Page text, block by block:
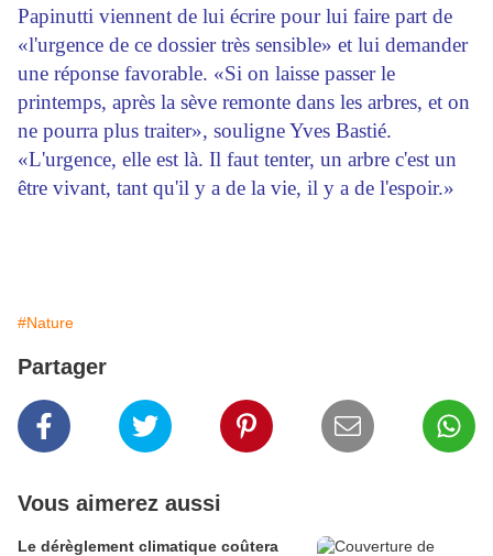
Papinutti viennent de lui écrire pour lui faire part de
«l'urgence de ce dossier très sensible» et lui demander
une réponse favorable. «Si on laisse passer le
printemps, après la sève remonte dans les arbres, et on
ne pourra plus traiter», souligne Yves Bastié.
«L'urgence, elle est là. Il faut tenter, un arbre c'est un
être vivant, tant qu'il y a de la vie, il y a de l'espoir.»
#Nature
Partager
Vous aimerez aussi
Le dérèglement climatique coûtera